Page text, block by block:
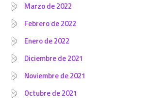
Marzo de 2022
Febrero de 2022
Enero de 2022
Diciembre de 2021
Noviembre de 2021
Octubre de 2021